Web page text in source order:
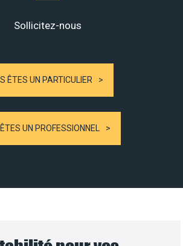
Sollicitez-nous
ÊTES UN PARTICULIER
UN PROFESSIONNEL